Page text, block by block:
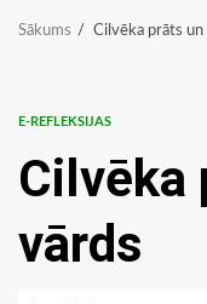
Sākums Cilvēka prāts un
E-REFLEKSIJAS
Cilvēka
vārds